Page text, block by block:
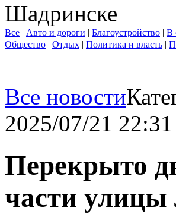
Шадринске
Все | Авто и дороги | Благоустройство | В
Общество | Отдых | Политика и власть |
Все новости
2025/07/21 22:31
Перекрыто
части улицы